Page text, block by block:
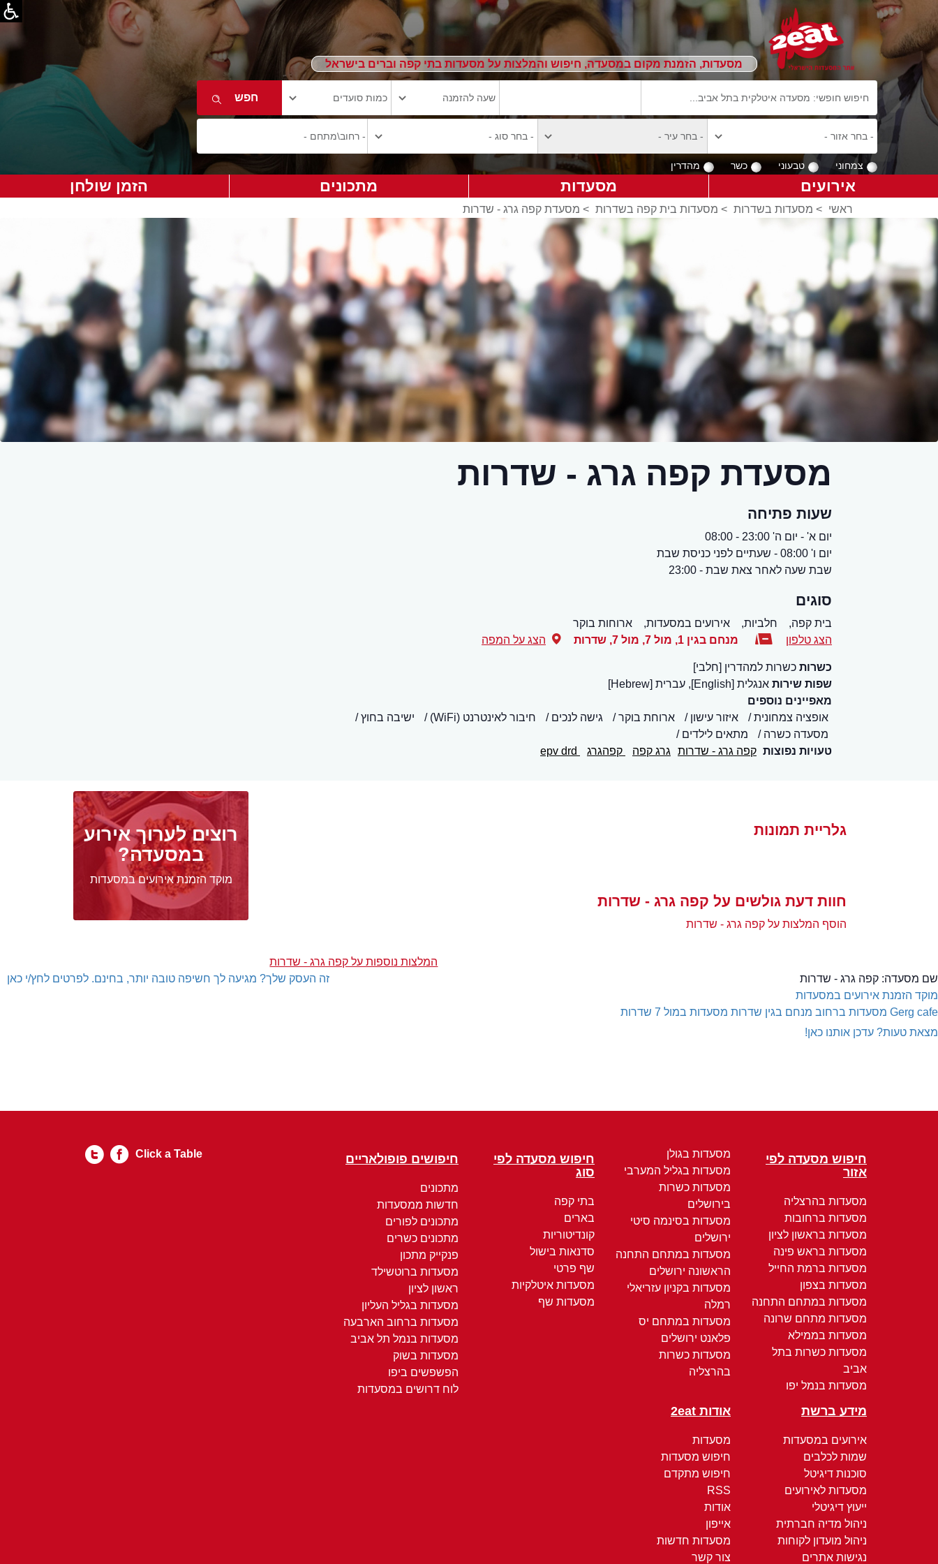
מסעדות, הזמנת מקום במסעדה, חיפוש והמלצות על מסעדות בתי קפה וברים בישראל
צמחוני טבעוני כשר מהדרין
אירועים מסעדות מתכונים הזמן שולחן
ראשי > מסעדות בשדרות > מסעדות בית קפה בשדרות > מסעדת קפה גרג - שדרות
מסעדת קפה גרג - שדרות
שעות פתיחה
יום א' - יום ה' 23:00 - 08:00
יום ו' 08:00 - שעתיים לפני כניסת שבת
שבת שעה לאחר צאת שבת - 23:00
סוגים
בית קפה, חלביות, אירועים במסעדות,
ארוחות בוקר
הצג טלפון
מנחם בגין 1, מול 7, מול 7 , שדרות הצג על המפה
כשרות כשרות למהדרין [חלבי]
שפות שירות אנגלית [English], עברית [Hebrew]
מאפיינים נוספים
אופציה צמחונית
איזור עישון ארוחת בוקר גישה לנכים חיבור לאינטרנט (WiFi)
ישיבה בחוץ
מסעדה כשרה
מתאים לילדים
טעויות נפוצות קפה גרג - שדרות גרג קפה קפהגרג
גלריית תמונות
חוות דעת גולשים על קפה גרג - שדרות
הוסף המלצות על קפה גרג - שדרות
המלצות נוספות על קפה גרג - שדרות
רוצים לערוך אירוע
במסעדה?
מוקד הזמנת אירועים במסעדות
זה העסק שלך? מגיעה לך חשיפה טובה יותר, בחינם. לפרטים לחץ/י כאן שם מסעדה: קפה גרג - שדרות
מוקד הזמנת אירועים במסעדות
Gerg cafe מסעדות ברחוב מנחם בגין שדרות מסעדות במול 7 שדרות
מצאת טעות? עדכן אותנו כאן!
חיפוש מסעדה לפי
אזור
מסעדות בהרצליה
מסעדות ברחובות
מסעדות בראשון לציון
מסעדות בראש פינה
מסעדות ברמת החייל
מסעדות בצפון
מסעדות במתחם התחנה
מסעדות מתחם שרונה
מסעדות בממילא
מסעדות כשרות בתל
אביב
מסעדות בנמל יפו
מסעדות בגולן
מסעדות בגליל המערבי
מסעדות כשרות
בירושלים
מסעדות בסינמה סיטי
ירושלים
מסעדות במתחם התחנה
הראשונה ירושלים
מסעדות בקניון עזריאלי
רמלה
מסעדות במתחם יס
פלאנט ירושלים
מסעדות כשרות
בהרצליה
חיפוש מסעדה לפי
סוג
בתי קפה
בארים
קונדיטוריות
סדנאות בישול
שף פרטי
מסעדות איטלקיות
מסעדות שף
חיפושים פופולאריים
מתכונים
חדשות ממסעדות
מתכונים לפורים
מתכונים כשרים
פנקייק מתכון
מסעדות ברוטשילד
ראשון לציון
מסעדות בגליל העליון
מסעדות ברחוב הארבעה
מסעדות בנמל תל אביב
מסעדות בשוק
הפשפשים ביפו
לוח דרושים במסעדות
מידע ברשת
אירועים במסעדות
שמות לכלבים
סוכנות דיגיטל
מסעדות לאירועים
ייעוץ דיגיטלי
ניהול מדיה חברתית
ניהול מועדון לקוחות
נגישות אתרים
אודות 2eat
מסעדות
חיפוש מסעדות
חיפוש מתקדם
RSS
אודות
אייפון
מסעדות חדשות
צור קשר
Click a Table